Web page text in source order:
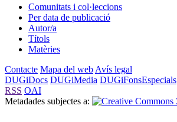
Comunitats i col·leccions
Per data de publicació
Autor/a
Títols
Matèries
Contacte Mapa del web Avís legal
DUGiDocs DUGiMedia DUGiFonsEspecials
RSS OAI
Metadades subjectes a: